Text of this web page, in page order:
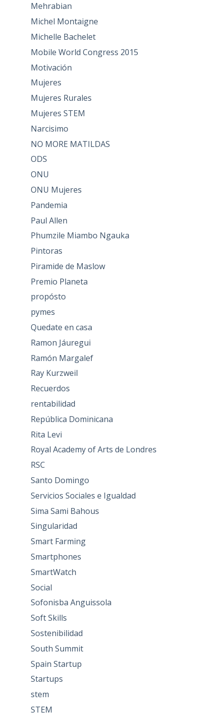
Mehrabian
Michel Montaigne
Michelle Bachelet
Mobile World Congress 2015
Motivación
Mujeres
Mujeres Rurales
Mujeres STEM
Narcisimo
NO MORE MATILDAS
ODS
ONU
ONU Mujeres
Pandemia
Paul Allen
Phumzile Miambo Ngauka
Pintoras
Piramide de Maslow
Premio Planeta
propósto
pymes
Quedate en casa
Ramon Jáuregui
Ramón Margalef
Ray Kurzweil
Recuerdos
rentabilidad
República Dominicana
Rita Levi
Royal Academy of Arts de Londres
RSC
Santo Domingo
Servicios Sociales e Igualdad
Sima Sami Bahous
Singularidad
Smart Farming
Smartphones
SmartWatch
Social
Sofonisba Anguissola
Soft Skills
Sostenibilidad
South Summit
Spain Startup
Startups
stem
STEM